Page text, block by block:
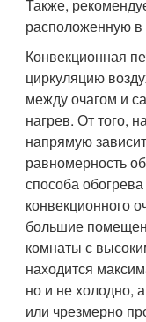
Также,
расположенную в
Конвекционная
циркуляцию
между очагом и
нагрев. От того,
напрямую
равномерность
способа
конвекционного
большие
комнаты с
находится
но и не холодно,
или чрезмерно